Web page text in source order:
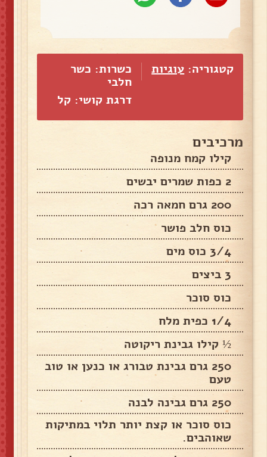
קטגוריה: עוגיות
כשרות: כשר
חלבי
דרגת קושי: קל
מרכיבים
קילו קמח מנופה
2 כפות שמרים יבשים
200 גרם חמאה רכה
כוס חלב פושר
3/4 כוס מים
3 ביצים
כוס סוכר
1/4 כפית מלח
½ קילו גבינת ריקוטה
250 גרם גבינת טבורג או כנען או טוב
טעם
250 גרם גבינה לבנה
כוס סוכר או קצת יותר תלוי במתיקות
שאוהבים.